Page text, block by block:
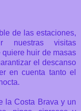
de las estaciones,
nuestras visitas
huir de masas
el descanso
en cuenta tanto el
la Costa Brava y un